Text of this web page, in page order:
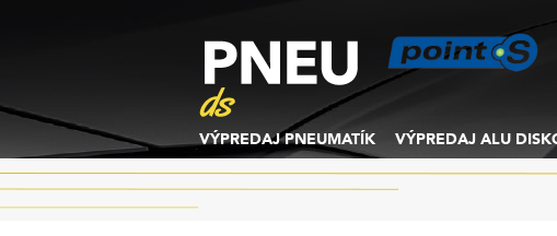
VÝPREDAJ PNEUMATÍK VÝPREDAJ ALU